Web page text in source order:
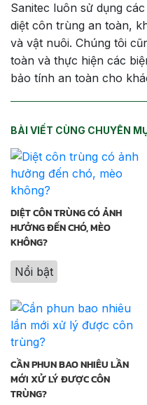
Sanitec luôn sử dụng
diệt côn trùng an toàn,
và vật nuôi. Chúng tôi
toàn và thực hiện các
bảo tính an toàn cho
BÀI VIẾT CÙNG CHUYÊN
DIỆT CÔN TRÙNG CÓ ẢNH
HƯỞNG ĐẾN CHÓ, MÈO
KHÔNG?
Nổi bật
CẦN PHUN BAO NHIÊU LẦN
MỚI XỬ LÝ ĐƯỢC CÔN
TRÙNG?